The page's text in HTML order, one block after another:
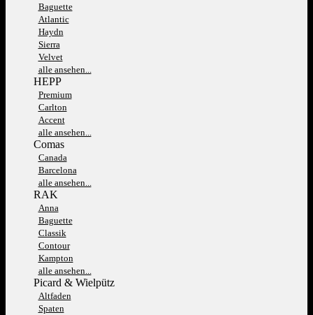
Baguette
Atlantic
Haydn
Sierra
Velvet
alle ansehen...
HEPP
Premium
Carlton
Accent
alle ansehen...
Comas
Canada
Barcelona
alle ansehen...
RAK
Anna
Baguette
Classik
Contour
Kampton
alle ansehen...
Picard & Wielpütz
Altfaden
Spaten